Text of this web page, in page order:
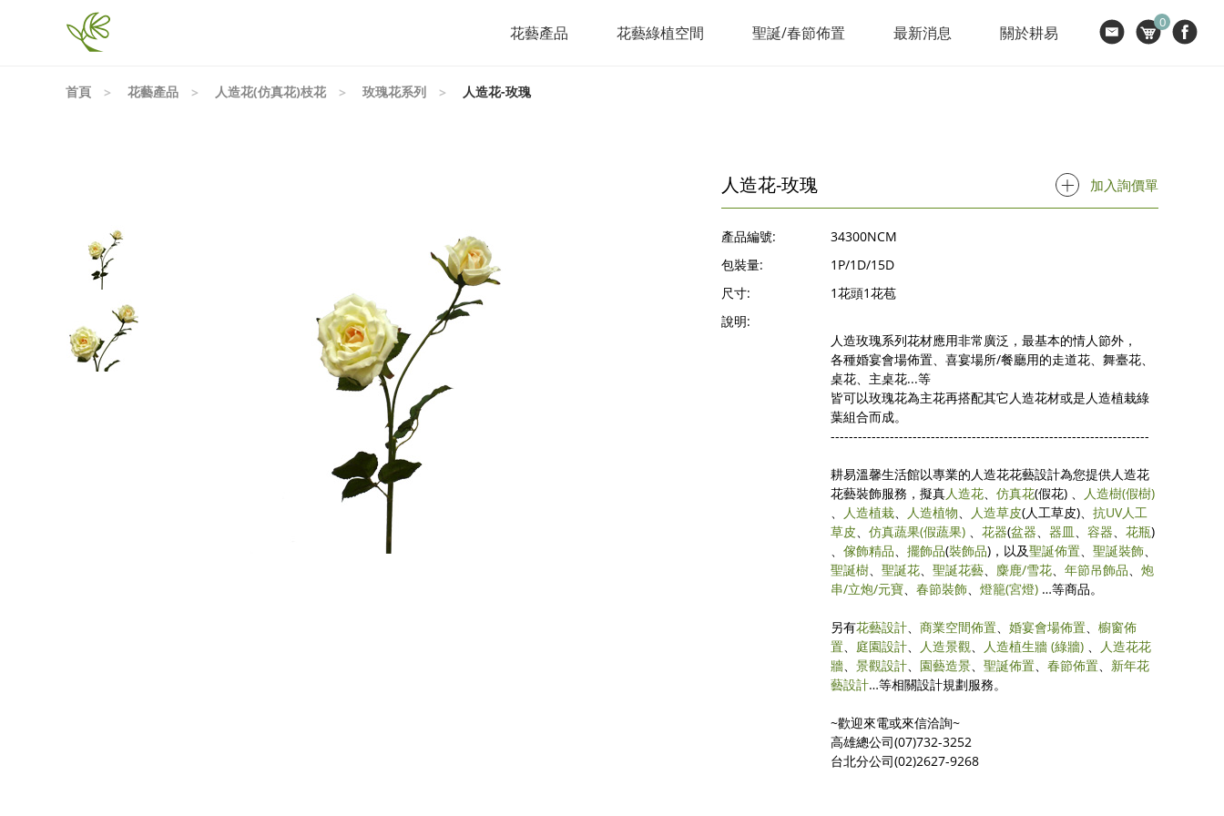
花藝產品 花藝綠植空間 聖誕/春節佈置 最新消息 關於耕易
0
首頁 花藝產品 人造花(仿真花)枝花 玫瑰花系列 人造花-玫瑰
人造花-玫瑰 加入詢價單
產品編號:
34300NCM
包裝量:
1P/1D/15D
尺寸:
1花頭1花苞
說明:
人造玫瑰系列花材應用非常廣泛，最基本的情人節外，
各種婚宴會場佈置、喜宴場所/餐廳用的走道花、舞臺花、
桌花、主桌花...等
皆可以玫瑰花為主花再搭配其它人造花材或是人造植栽綠
葉組合而成。
----------------------------------------------------------------------
耕易溫馨生活館以專業的人造花花藝設計為您提供人造花
花藝裝飾服務，擬真人造花、 仿真花(假花) 、 人造樹(假樹)
、
人造植栽、 人造植物、 人造草皮(人工草皮)、 抗UV人工
草皮、 仿真蔬果(假蔬果) 、 花器(盆器、 器皿、 容器、 花瓶)
、 傢飾精品、 擺飾品(裝飾品)，以及聖誕佈置、 聖誕裝飾、
聖誕樹、 聖誕花、 聖誕花藝、 麋鹿/雪花、 年節吊飾品、 炮
串/立炮/元寶、 春節裝飾、 燈籠(宮燈) …等商品。
另有花藝設計、 商業空間佈置、 婚宴會場佈置、 櫥窗佈
置、 庭園設計、 人造景觀、 人造植生牆 (綠牆) 、
人造花花
牆、 景觀設計、 園藝造景、 聖誕佈置、 春節佈置、 新年花
藝設計…等相關設計規劃服務。
~歡迎來電或來信洽詢~
高雄總公司(07)732-3252
台北分公司(02)2627-9268